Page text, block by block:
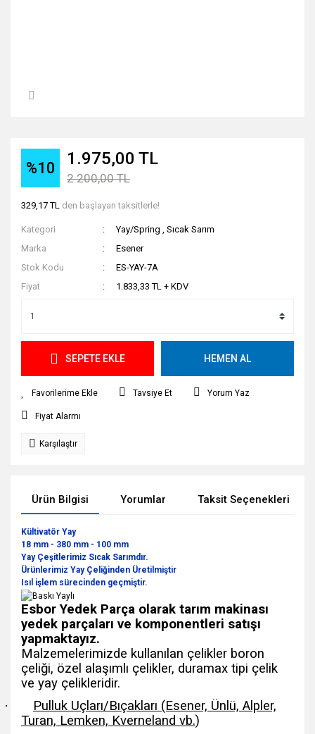
%10 1.975,00 TL
2.200,00 TL
329,17 TL den başlayan taksitlerle!
Kategori Yay/Spring ,Sıcak Sarım
Marka
Esener
Stok Kodu
ES-YAY-7A
Fiyat
1.833,33 TL + KDV
SEPETE EKLE HEMEN AL
Tavsiye Et Yorum Yaz
Fiyat Alarmı
Karşılaştır
Ürün Bilgisi Yorumlar Taksit Seçenekleri
Kültivatör Yay
18 mm - 380 mm - 100 mm
Yay Çeşitlerimiz Sıcak Sarımdır.
Ürünlerimiz Yay Çeliğinden Üretilmiştir
Isıl işlem sürecinden geçmiştir.
Esbor Yedek Parça olarak tarım makinası
yedek parçaları ve komponentleri satışı
yapmaktayız.
Malzemelerimizde kullanılan çelikler boron
çeliği, özel alaşımlı çelikler, duramax tipi çelik
ve yay çelikleridir.
·
Pulluk Uçları/Bıçakları (Esener, Ünlü, Alpler,
Turan, Lemken, Kverneland vb.)